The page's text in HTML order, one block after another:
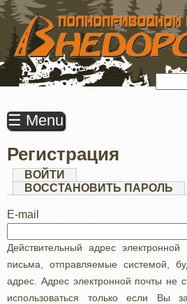
ПЕРЕЙТИ
ОСНОВНОМУ
СОДЕРЖАНИЮ
☰ Menu
Регистрация
Главные
вкладки
ВОЙТИ
ВОССТАНОВИТЬ ПАРОЛЬ
E-mail
Действительный адрес
письма, отправляемые системой,
адрес. Адрес электронной почты не
использоваться только если Вы